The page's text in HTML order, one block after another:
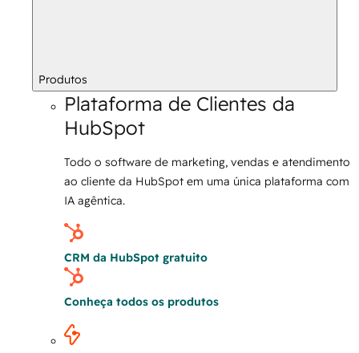
Produtos
Plataforma de Clientes da
HubSpot
Todo o software de marketing, vendas e atendimento
ao cliente da HubSpot em uma única plataforma com
IA agêntica.
CRM da HubSpot gratuito
Conheça todos os produtos